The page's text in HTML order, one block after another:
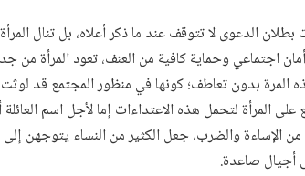
بطلان الدعوى لا تتوقف عند ما ذكر أعلاه، بل تنال
اجتماعي وحماية كافية من العنف، تعود المرأة من
المرة بدون تعاطف؛ كونها في منظور المجتمع قد لوثت
على المرأة لتحمل هذه الاعتداءات إما لأجل اسم
الإساءة والضرب، جعل الكثير من النساء يتوجهن
أجيال صاعدة.